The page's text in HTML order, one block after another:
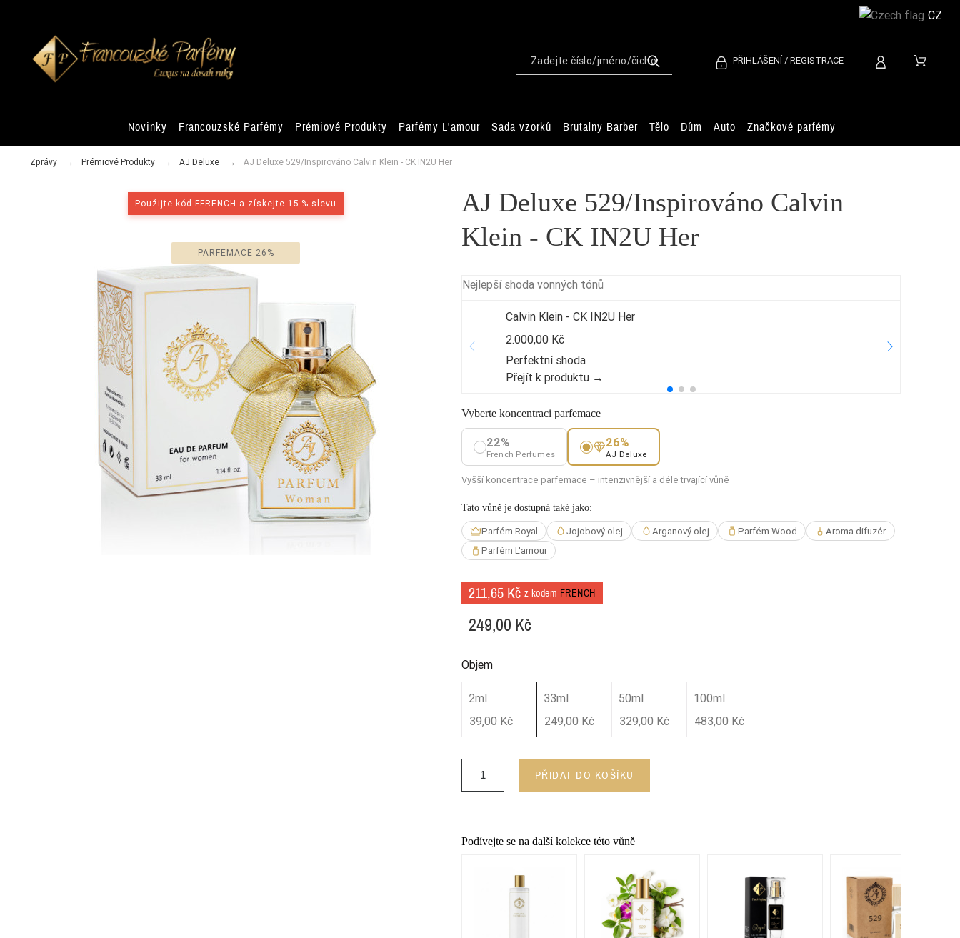
PŘIHLÁŠENÍ / REGISTRACE
Novinky Francouzské Parfémy Prémiové Produkty Parfémy L'amour Sada vzorků Brutalny Barber Tělo Dům Auto Značkové parfémy
Zprávy Prémiové Produkty AJ Deluxe AJ Deluxe 529/Inspirováno Calvin Klein - CK IN2U Her
PARFEMACE 26%
Použijte kód FFRENCH a získejte 15 % slevu
AJ Deluxe 529/Inspirováno Calvin
Klein - CK IN2U Her
Nejlepší shoda vonných tónů
Calvin Klein - CK IN2U Her
2.000,00 Kč
Perfektní shoda
Přejít k produktu →
Vyberte koncentraci parfemace
22%
French Perfumes
26%
AJ Deluxe
Vyšší koncentrace parfemace – intenzivnější a déle trvající vůně
Tato vůně je dostupná také jako:
Parfém Royal Jojobový olej Arganový olej Parfém Wood
Aroma difuzér
Parfém L'amour
211,65 Kč z kodem FRENCH
249,00 Kč
Objem
2ml
39,00 Kč
33ml
249,00 Kč
50ml
329,00 Kč
100ml
483,00 Kč
PŘIDAT DO KOŠÍKU
Podívejte se na další kolekce této vůně
CZ